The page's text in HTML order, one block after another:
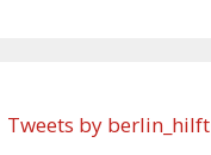
Tweets by berlin_hilft